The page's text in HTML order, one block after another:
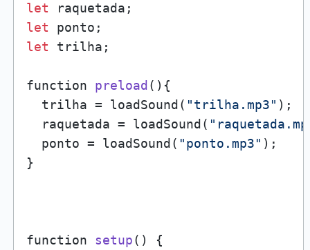
let
let
let trilha;
function preload () {
  trilha = loadSound(
"trilha.mp3" );
  raquetada = loadSound(
  ponto = loadSound(
"ponto.mp3" );
}
function setup()
{